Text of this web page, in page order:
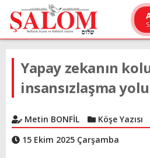
Yapay zekanın
insansızlaşma
Metin BONFİL
Köşe Yazısı
15 Ekim 2025 Çarşamba